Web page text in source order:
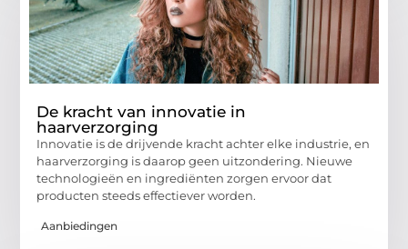
De kracht van innovatie in
haarverzorging
Innovatie is de drijvende kracht achter elke industrie, en
haarverzorging is daarop geen uitzondering. Nieuwe
technologieën en ingrediënten zorgen ervoor dat
producten steeds effectiever worden.
Aanbiedingen